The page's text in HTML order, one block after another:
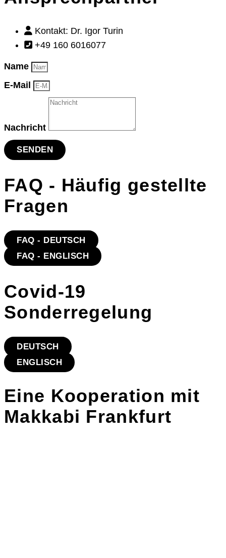
Kontakt: Dr. Igor Turin
+49 160 6016077
Name
E-Mail
Nachricht
SENDEN
FAQ - Häufig gestellte
Fragen
FAQ - DEUTSCH
FAQ - ENGLISCH
Covid-19
Sonderregelung
DEUTSCH
ENGLISCH
Eine Kooperation mit
Makkabi Frankfurt